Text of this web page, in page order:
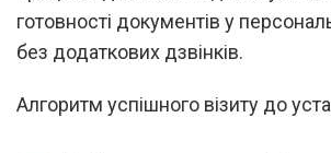
готовності документів у
без додаткових дзвінків.
Алгоритм успішного візиту до